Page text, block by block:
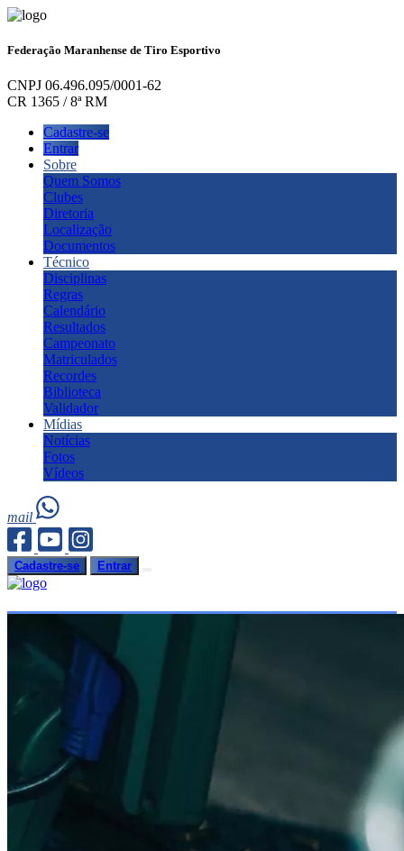
Federação Maranhense de Tiro Esportivo
CNPJ 06.496.095/0001-62
CR 1365 / 8ª RM
Cadastre-se
Entrar
Sobre
Quem Somos
Clubes
Diretoria
Localização
Documentos
Técnico
Disciplinas
Regras
Calendário
Resultados
Campeonato
Matriculados
Recordes
Biblioteca
Validador
Mídias
Notícias
Fotos
Vídeos
mail
Cadastre-se Entrar